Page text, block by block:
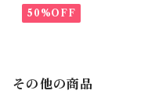
50%OFF
その他の商品